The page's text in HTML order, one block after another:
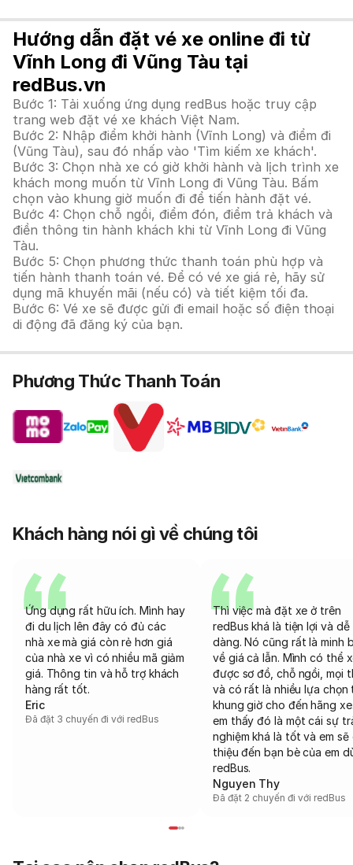
Hướng dẫn đặt vé xe online đi từ
Vĩnh Long đi Vũng Tàu tại
redBus.vn
Bước 1: Tải xuống ứng dụng redBus hoặc truy cập
trang web đặt vé xe khách Việt Nam.
Bước 2: Nhập điểm khởi hành (Vĩnh Long) và điểm đi
(Vũng Tàu), sau đó nhấp vào 'Tìm kiếm xe khách'.
Bước 3: Chọn nhà xe có giờ khởi hành và lịch trình xe
khách mong muốn từ Vĩnh Long đi Vũng Tàu. Bấm
chọn vào khung giờ muốn đi để tiến hành đặt vé.
Bước 4: Chọn chỗ ngồi, điểm đón, điểm trả khách và
điền thông tin hành khách khi từ Vĩnh Long đi Vũng
Tàu.
Bước 5: Chọn phương thức thanh toán phù hợp và
tiến hành thanh toán vé. Để có vé xe giá rẻ, hãy sử
dụng mã khuyến mãi (nếu có) và tiết kiệm tối đa.
Bước 6: Vé xe sẽ được gửi đi email hoặc số điện thoại
di động đã đăng ký của bạn.
Phương Thức Thanh Toán
Khách hàng nói gì về chúng tôi
Ứng dụng rất hữu ích. Mình hay
đi du lịch lên đây có đủ các
nhà xe mà giá còn rẻ hơn giá
của nhà xe vì có nhiều mã giảm
giá. Thông tin và hỗ trợ khách
hàng rất tốt.
Eric
Đã đặt 3 chuyến đi với redBus
Thì việc mà đặt xe ở trên
redBus khá là tiện lợi và dễ
dàng. Nó cũng rất là minh
về giá cả lẫn. Mình có thể
được sơ đồ, chỗ ngồi, mọi
và có rất là nhiều lựa chọn
khung giờ cho đến hãng
em thấy đó là một cái sự
nghiệm khá là tốt và em sẽ
thiệu đến bạn bè của em
redBus.
Nguyen Thy
Đã đặt 2 chuyến đi với redBus